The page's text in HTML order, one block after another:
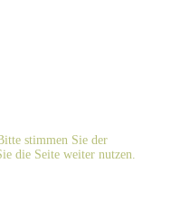
stimmen Sie der
die Seite weiter nutzen.